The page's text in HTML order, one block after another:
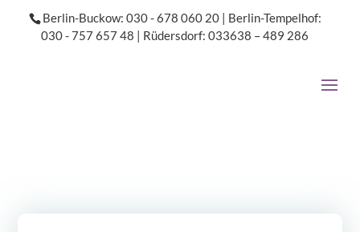
Berlin-Buckow: 030 - 678 060 20| Berlin-Tempelhof:
030 - 757 657 48 | Rüdersdorf: 033638 – 489 286